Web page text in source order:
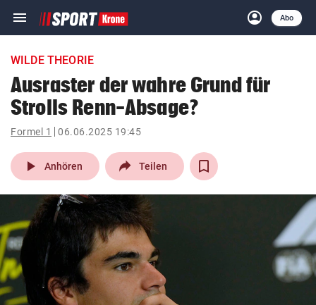
menu Navigation
ein-/ausklappen
account_circle
Anmelden
Abo
close Schließen
account_circle Anmelden
pin_drop
Wien arrow_right
bookmark
Suchbegriff
eingeben
WILDE THEORIE
Ausraster der wahre Grund für
Strolls Renn-Absage?
Formel 1 06.06.2025 19:45
play_arrow Anhören Teilen